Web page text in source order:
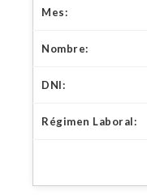
Mes:
Nombre:
DNI:
Régimen Laboral: